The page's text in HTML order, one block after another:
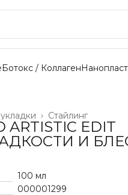
Ботокс / Коллаген
Стайлинг
›
ARTISTIC EDIT
И
100 мл
000001299